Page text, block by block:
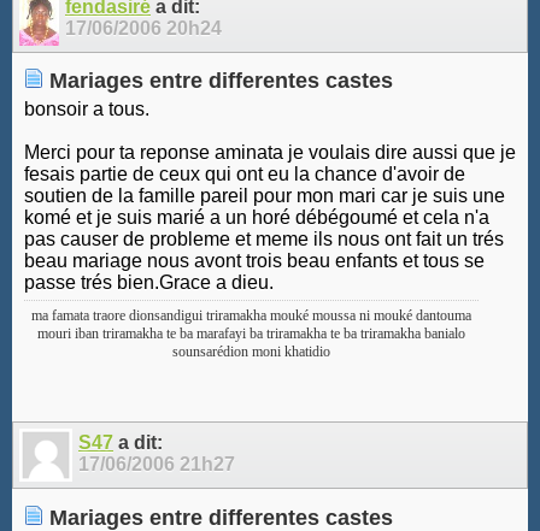
fendasiré a dit:
17/06/2006 20h24
Mariages entre differentes castes
bonsoir a tous.
Merci pour ta reponse aminata je voulais dire aussi que je
fesais partie de ceux qui ont eu la chance d'avoir de
soutien de la famille pareil pour mon mari car je suis une
komé et je suis marié a un horé débégoumé et cela n'a
pas causer de probleme et meme ils nous ont fait un trés
beau mariage nous avont trois beau enfants et tous se
passe trés bien.Grace a dieu.
ma famata traore dionsandigui triramakha mouké moussa ni mouké dantouma
mouri iban triramakha te ba marafayi ba triramakha te ba triramakha banialo
sounsarédion moni khatidio
S47 a dit:
17/06/2006 21h27
Mariages entre differentes castes